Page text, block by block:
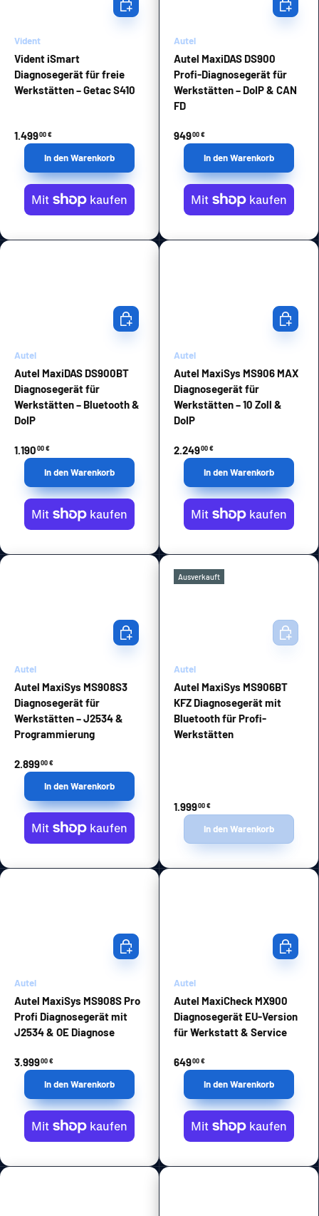
Vident
Vident iSmart
Diagnosegerät für freie
Werkstätten – Getac S410
1.49900 €
In den Warenkorb
Autel
Autel MaxiDAS DS900
Profi-Diagnosegerät für
Werkstätten – DoIP & CAN
FD
94900 €
In den Warenkorb
Autel
Autel MaxiDAS DS900BT
Diagnosegerät für
Werkstätten – Bluetooth &
DoIP
1.19000 €
In den Warenkorb
In den Warenkorb
Autel
Autel MaxiSys MS906 MAX
Diagnosegerät für
Werkstätten – 10 Zoll &
DoIP
2.24900 €
In den
In den Warenkorb
Autel
Autel MaxiSys MS908S3
Diagnosegerät für
Werkstätten – J2534 &
Programmierung
2.89900 €
In den Warenkorb
In den Warenkorb
Ausverkauft
Autel
Autel MaxiSys MS906BT
KFZ Diagnosegerät mit
Bluetooth für Profi-
Werkstätten
1.99900 €
In den
In den Warenkorb
Autel
Autel MaxiSys MS908S Pro
Profi Diagnosegerät mit
J2534 & OE Diagnose
3.99900 €
In den Warenkorb
In den Warenkorb
Autel
Autel MaxiCheck MX900
Diagnosegerät EU-Version
für Werkstatt & Service
64900 €
In den
In den Warenkorb